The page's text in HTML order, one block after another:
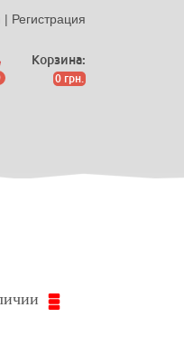
| Регистрация
Корзина:
0 грн.